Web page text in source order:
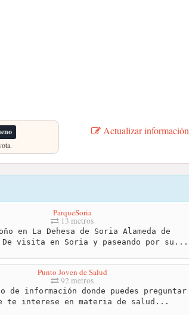
Actualizar información
ParqueSoria
13 metros
en La Dehesa de Soria Alameda de
De visita en Soria y paseando por su...
Punto Joven de Salud
92 metros
de información donde puedes preguntar
te interese en materia de salud...